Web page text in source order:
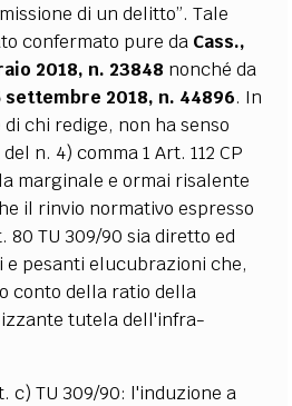
di un delitto”. Tale
confermato pure da Cass.,
2018, n. 23848 nonché da
settembre 2018, n. 44896. In
chi redige, non ha senso
n. 4) comma 1 Art. 112 CP
marginale e ormai risalente
il rinvio normativo espresso
80 TU 309/90 sia diretto ed
pesanti elucubrazioni che,
conto della ratio della
tutela dell'infra-
c) TU 309/90: l'induzione a